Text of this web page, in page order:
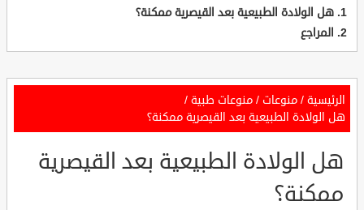
هل الولادة الطبيعية بعد القيصرية ممكنة؟
المراجع
الرئيسية / منوعات / منوعات طبية /
هل الولادة الطبيعية بعد القيصرية ممكنة؟
هل الولادة الطبيعية بعد القيصرية
ممكنة؟